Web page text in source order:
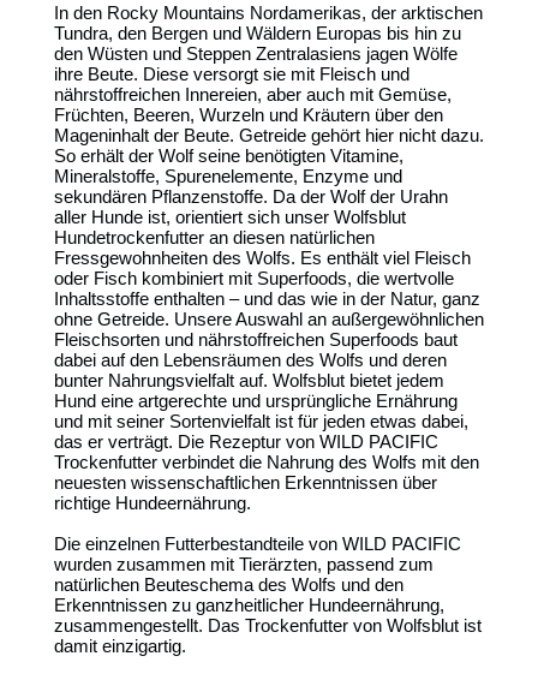
In den Rocky Mountains Nordamerikas, der arktischen
Tundra, den Bergen und Wäldern Europas bis hin zu
den Wüsten und Steppen Zentralasiens jagen Wölfe
ihre Beute. Diese versorgt sie mit Fleisch und
nährstoffreichen Innereien, aber auch mit Gemüse,
Früchten, Beeren, Wurzeln und Kräutern über den
Mageninhalt der Beute. Getreide gehört hier nicht dazu.
So erhält der Wolf seine benötigten Vitamine,
Mineralstoffe, Spurenelemente, Enzyme und
sekundären Pflanzenstoffe. Da der Wolf der Urahn
aller Hunde ist, orientiert sich unser Wolfsblut
Hundetrockenfutter an diesen natürlichen
Fressgewohnheiten des Wolfs. Es enthält viel Fleisch
oder Fisch kombiniert mit Superfoods, die wertvolle
Inhaltsstoffe enthalten – und das wie in der Natur, ganz
ohne Getreide. Unsere Auswahl an außergewöhnlichen
Fleischsorten und nährstoffreichen Superfoods baut
dabei auf den Lebensräumen des Wolfs und deren
bunter Nahrungsvielfalt auf. Wolfsblut bietet jedem
Hund eine artgerechte und ursprüngliche Ernährung
und mit seiner Sortenvielfalt ist für jeden etwas dabei,
das er verträgt. Die Rezeptur von WILD PACIFIC
Trockenfutter verbindet die Nahrung des Wolfs mit den
neuesten wissenschaftlichen Erkenntnissen über
richtige Hundeernährung.
Die einzelnen Futterbestandteile von WILD PACIFIC
wurden zusammen mit Tierärzten, passend zum
natürlichen Beuteschema des Wolfs und den
Erkenntnissen zu ganzheitlicher Hundeernährung,
zusammengestellt. Das Trockenfutter von Wolfsblut ist
damit einzigartig.